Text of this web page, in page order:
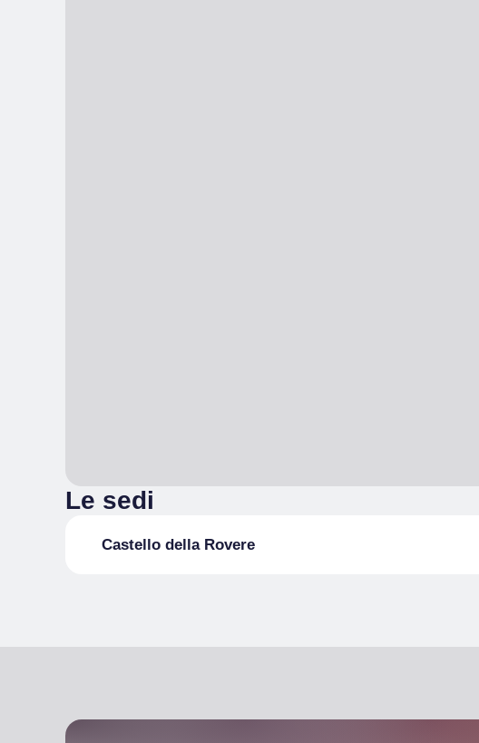
Le sedi
Castello della Rovere